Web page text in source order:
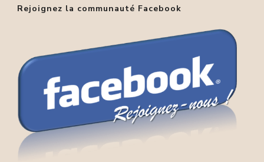
Rejoignez la communauté Facebook